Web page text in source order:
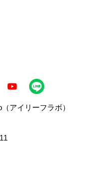
アイリーフラボ）
11